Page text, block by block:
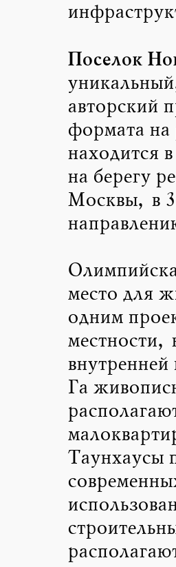
Поселок
авторский
формата
находится
на берегу
Москвы, в
место для
одним
местности,
Га
Таунхаусы